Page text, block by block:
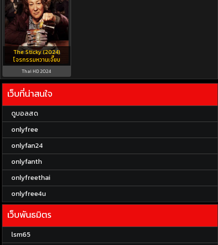
The Sticky (2024)
โจรกรรมหวานเจี๊ยบ
Thai HD 2024
เว็บที่น่าสนใจ
ดูบอลสด
onlyfree
onlyfan24
onlyfanth
onlyfreethai
onlyfree4u
เว็บพันธมิตร
lsm65